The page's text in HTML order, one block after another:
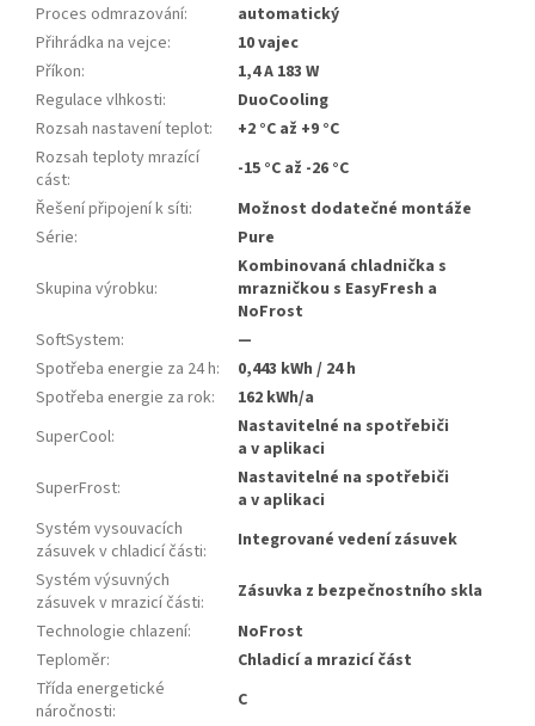
Proces odmrazování:
automatický
Přihrádka na vejce:
10 vajec
Příkon:
1,4 A 183 W
Regulace vlhkosti:
DuoCooling
Rozsah nastavení teplot:
+2 °C až +9 °C
Rozsah teploty mrazící
cást:
-15 °C až -26 °C
Řešení připojení k síti:
Možnost dodatečné montáže
Série: Pure
Skupina výrobku:
Kombinovaná chladnička s
mrazničkou s EasyFresh a
NoFrost
SoftSystem:
—
Spotřeba energie za 24 h:
0,443 kWh / 24 h
Spotřeba energie za rok:
162 kWh/a
SuperCool:
Nastavitelné na spotřebiči
a v aplikaci
SuperFrost:
Nastavitelné na spotřebiči
a v aplikaci
Systém vysouvacích
zásuvek v chladicí části:
Integrované vedení zásuvek
Systém výsuvných
zásuvek v mrazicí části:
Zásuvka z bezpečnostního skla
Technologie chlazení:
NoFrost
Teploměr:
Chladicí a mrazicí část
Třída energetické
náročnosti:
C